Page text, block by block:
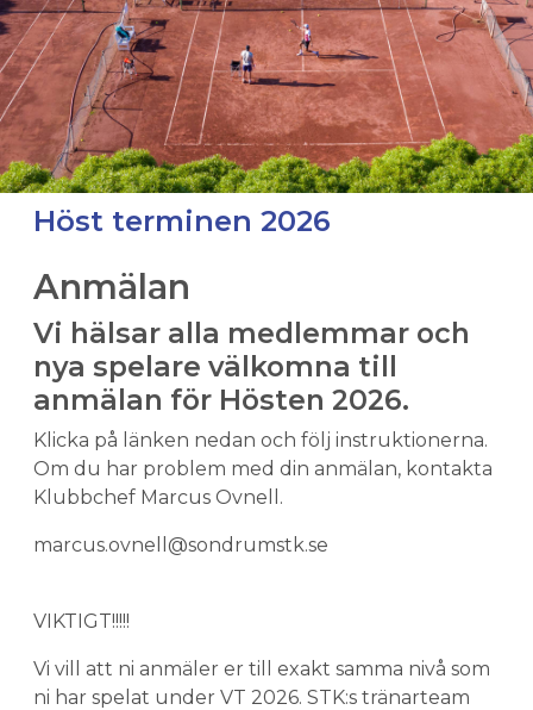
Höst terminen 2026
Anmälan
Vi hälsar alla medlemmar och
nya spelare välkomna till
anmälan för Hösten 2026.
Klicka på länken nedan och följ instruktionerna.
Om du har problem med din anmälan, kontakta
Klubbchef Marcus Ovnell.
marcus.ovnell@sondrumstk.se
VIKTIGT!!!!!
Vi vill att ni anmäler er till exakt samma nivå som
ni har spelat under VT 2026. STK:s tränarteam